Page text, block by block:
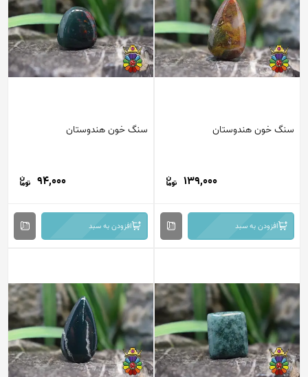
سنگ خون هندوستان
139,000
افزودن به سبد
سنگ خون هندوستان
94,000
افزودن به سبد